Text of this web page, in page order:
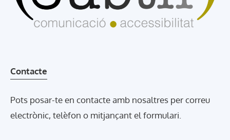
Contacte
Pots posar-te en contacte amb nosaltres per correu
electrònic, telèfon o mitjançant el formulari.